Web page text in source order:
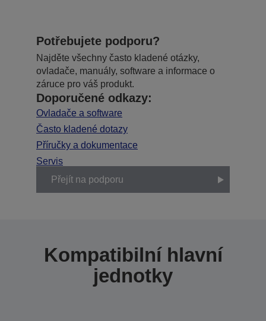
Potřebujete podporu?
Najděte všechny často kladené otázky,
ovladače, manuály, software a informace o
záruce pro váš produkt.
Doporučené odkazy:
Ovladače a software
Často kladené dotazy
Příručky a dokumentace
Servis
Přejít na podporu
Kompatibilní hlavní
jednotky